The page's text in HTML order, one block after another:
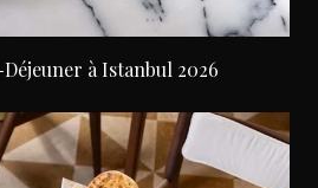
à Istanbul 2026